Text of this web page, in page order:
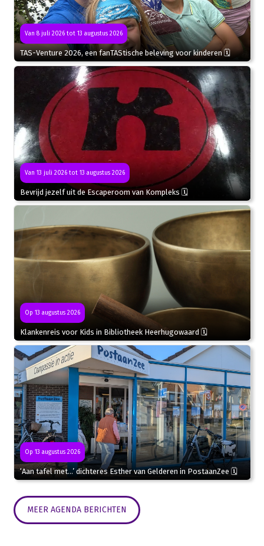
Van 8 juli 2026 tot 13 augustus 2026
TAS-Venture 2026, een fanTAStische beleving voor kinderen 🗓
Van 13 juli 2026 tot 13 augustus 2026
Bevrijd jezelf uit de Escaperoom van Kompleks 🗓
Op 13 augustus 2026
Klankenreis voor Kids in Bibliotheek Heerhugowaard 🗓
Op 13 augustus 2026
‘Aan tafel met…’ dichteres Esther van Gelderen in PostaanZee 🗓
MEER AGENDA BERICHTEN